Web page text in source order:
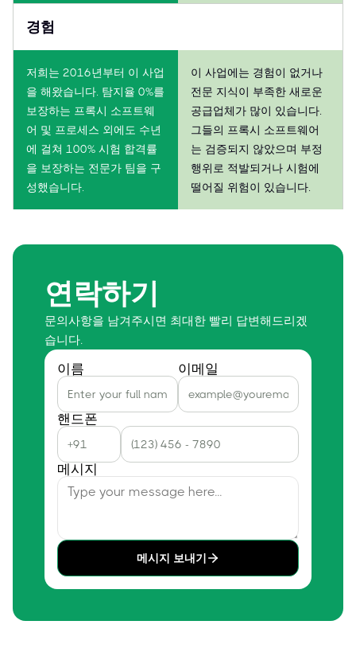
경험
저희는 2016년부터 이 사업
을 해왔습니다. 탐지율 0%를
보장하는 프록시 소프트웨
어 및 프로세스 외에도 수년
에 걸쳐 100% 시험 합격률
을 보장하는 전문가 팀을 구
성했습니다.
이 사업에는 경험이 없거나
전문 지식이 부족한 새로운
공급업체가 많이 있습니다.
그들의 프록시 소프트웨어
는 검증되지 않았으며 부정
행위로 적발되거나 시험에
떨어질 위험이 있습니다.
연락하기
문의사항을 남겨주시면 최대한 빨리 답변해드리겠
습니다.
이름 이메일
핸드폰
메시지
메시지 보내기